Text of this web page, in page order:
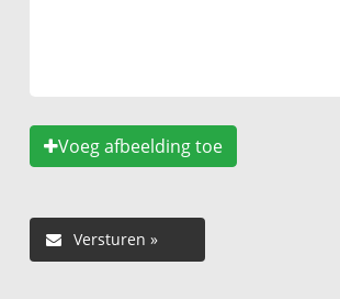
Voeg afbeelding toe